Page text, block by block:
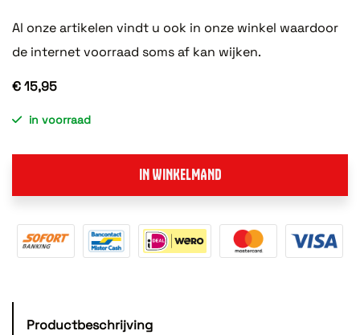
Al onze artikelen vindt u ook in onze winkel waardoor
de internet voorraad soms af kan wijken.
€ 15,95
in voorraad
IN WINKELMAND
Productbeschrijving